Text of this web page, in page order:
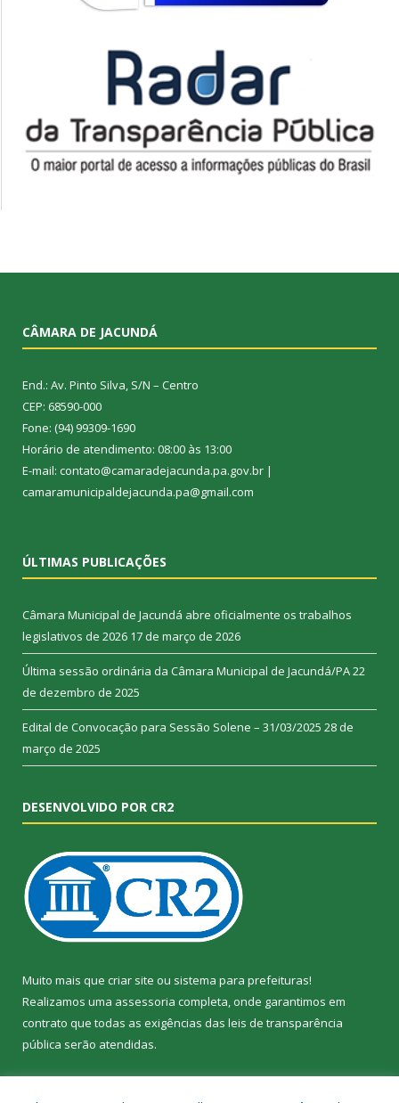
CÂMARA DE JACUNDÁ
End.: Av. Pinto Silva, S/N – Centro
CEP: 68590-000
Fone: (94) 99309-1690
Horário de atendimento: 08:00 às 13:00
E-mail: contato@camaradejacunda.pa.gov.br |
camaramunicipaldejacunda.pa@gmail.com
ÚLTIMAS PUBLICAÇÕES
Câmara Municipal de Jacundá abre oficialmente os trabalhos
legislativos de 2026 17 de março de 2026
Última sessão ordinária da Câmara Municipal de Jacundá/PA22
de dezembro de 2025
Edital de Convocação para Sessão Solene – 31/03/2025 28 de
março de 2025
DESENVOLVIDO POR CR2
Muito mais que criar site ou sistema para prefeituras!
Realizamos uma assessoria completa, onde garantimos em
contrato que todas as exigências das leis de transparência
pública serão atendidas.